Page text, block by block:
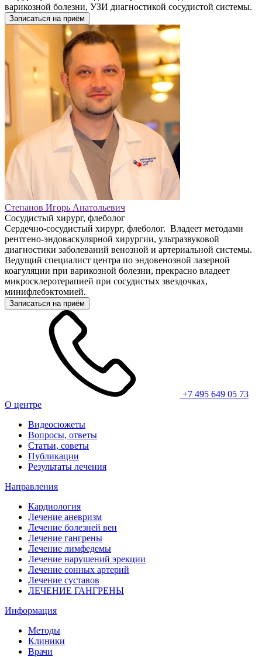
варикозной болезни, УЗИ диагностикой сосудистой системы.
Записаться на приём
Степанов Игорь Анатольевич
Сосудистый хирург, флеболог
Сердечно-сосудистый хирург, флеболог. Владеет методами
рентгено-эндоваскулярной хирургии, ультразвуковой
диагностики заболеваний венозной и артериальной системы.
Ведущий специалист центра по эндовенозной лазерной
коагуляции при варикозной болезни, прекрасно владеет
микросклеротерапией при сосудистых звездочках,
минифлебэктомией.
Записаться на приём
+7 495 649 05 73
О центре
Видеосюжеты
Вопросы, ответы
Статьи, советы
Публикации
Результаты лечения
Направления
Кардиология
Лечение аневризм
Лечение болезней вен
Лечение гангрены
Лечение лимфедемы
Лечение нарушений эрекции
Лечение сонных артерий
Лечение суставов
ЛЕЧЕНИЕ ГАНГРЕНЫ
Информация
Методы
Клиники
Врачи